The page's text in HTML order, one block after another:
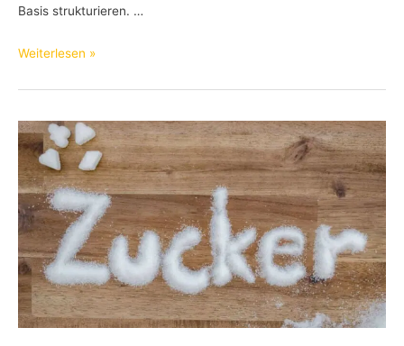
Basis strukturieren. …
Die
–
Eine
Alternative
zum
Trainer?
Weiterlesen »